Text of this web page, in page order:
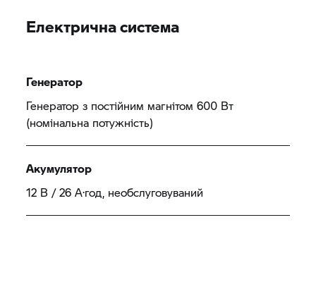
Електрична система
Генератор
Генератор з постійним магнітом 600 Вт
(номінальна потужність)
Акумулятор
12 В / 26 А·год, необслуговуваний